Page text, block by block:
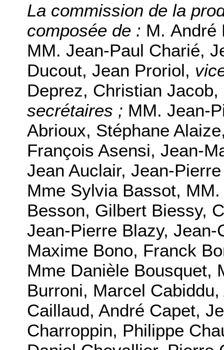
La commission de la
composée de : M.
MM. Jean-Paul Charié,
Ducout, Jean Proriol,
Deprez, Christian
secrétaires ; MM. Jean-
Abrioux, Stéphane
François Asensi, Jean-
Jean Auclair, Jean-
Mme Sylvia Bassot,
Besson, Gilbert Biessy,
Jean-Pierre Blazy,
Maxime Bono, Franck
Mme Danièle Bousquet,
Burroni, Marcel
Caillaud, André Capet,
Charroppin, Philippe